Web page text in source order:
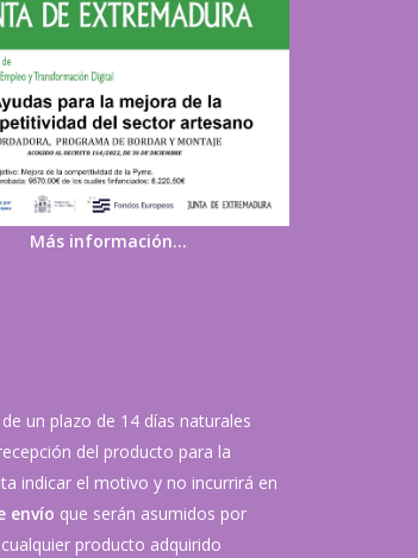
Más información…
un plazo de 14 días naturales
del producto para la
indicar el motivo y no incurrirá en
envío que serán asumidos por
producto adquirido